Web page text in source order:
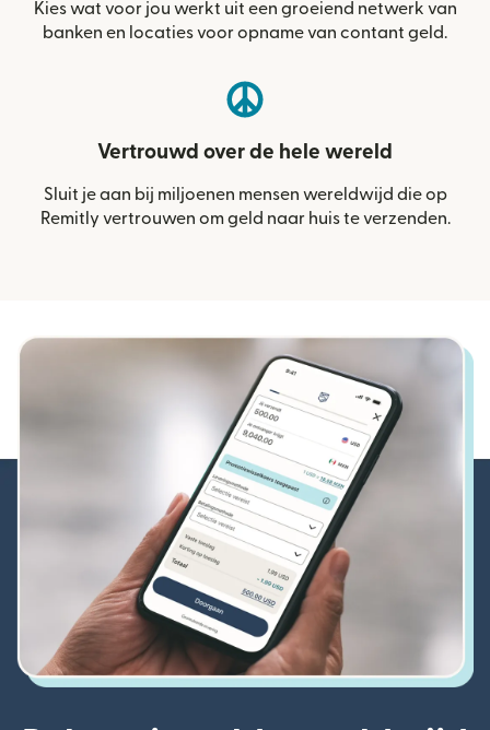
Kies wat voor jou werkt uit een groeiend netwerk van
banken en locaties voor opname van contant geld.
Vertrouwd over de hele wereld
Sluit je aan bij miljoenen mensen wereldwijd die op
Remitly vertrouwen om geld naar huis te verzenden.